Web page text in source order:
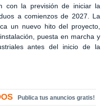
con la previsión de iniciar la
a comienzos de 2027. La
un nuevo hito del proyecto,
puesta en marcha y
antes del inicio de la
Publica tus anuncios gratis!